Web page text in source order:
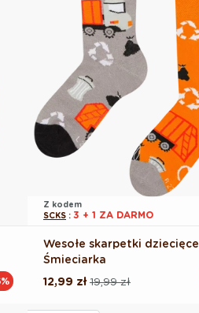
Z kodem
SCKS : 3 + 1 ZA DARMO
Wesołe skarpetki dziecięce
Śmieciarka
Cena
19,99 zł
Cena
12,99 zł